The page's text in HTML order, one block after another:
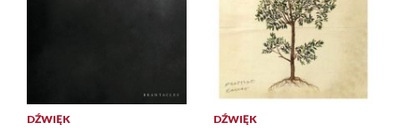
DŹWIĘK
DŹWIĘK